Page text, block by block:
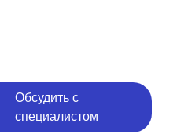
Обсудить с
специалистом